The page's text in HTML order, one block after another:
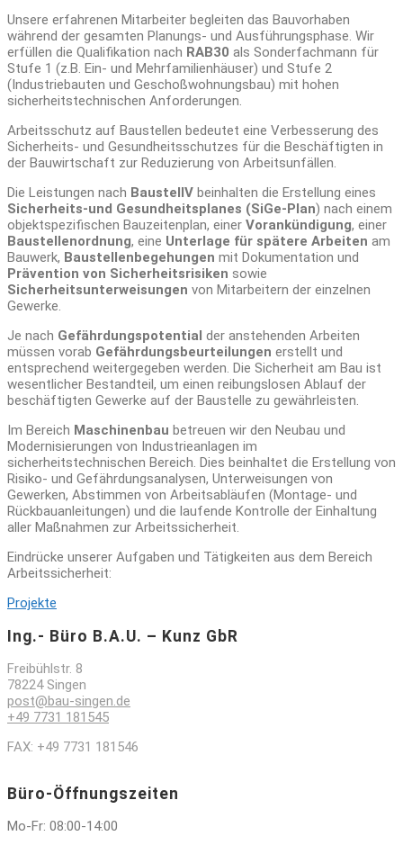
Unsere erfahrenen Mitarbeiter begleiten das Bauvorhaben
während der gesamten Planungs- und Ausführungsphase. Wir
erfüllen die Qualifikation nach RAB30 als Sonderfachmann für
Stufe 1 (z.B. Ein- und Mehrfamilienhäuser) und Stufe 2
(Industriebauten und Geschoßwohnungsbau) mit hohen
sicherheitstechnischen Anforderungen.
Arbeitsschutz auf Baustellen bedeutet eine Verbesserung des
Sicherheits- und Gesundheitsschutzes für die Beschäftigten in
der Bauwirtschaft zur Reduzierung von Arbeitsunfällen.
Die Leistungen nach BaustellV beinhalten die Erstellung eines
Sicherheits-und Gesundheitsplanes (SiGe-Plan) nach einem
objektspezifischen Bauzeitenplan, einer Vorankündigung, einer
Baustellenordnung, eine Unterlage für spätere Arbeiten am
Bauwerk, Baustellenbegehungen mit Dokumentation und
Prävention von Sicherheitsrisiken sowie
Sicherheitsunterweisungen von Mitarbeitern der einzelnen
Gewerke.
Je nach Gefährdungspotential der anstehenden Arbeiten
müssen vorab Gefährdungsbeurteilungen erstellt und
entsprechend weitergegeben werden. Die Sicherheit am Bau ist
wesentlicher Bestandteil, um einen reibungslosen Ablauf der
beschäftigten Gewerke auf der Baustelle zu gewährleisten.
Im Bereich Maschinenbau betreuen wir den Neubau und
Modernisierungen von Industrieanlagen im
sicherheitstechnischen Bereich. Dies beinhaltet die Erstellung von
Risiko- und Gefährdungsanalysen, Unterweisungen von
Gewerken, Abstimmen von Arbeitsabläufen (Montage- und
Rückbauanleitungen) und die laufende Kontrolle der Einhaltung
aller Maßnahmen zur Arbeitssicherheit.
Eindrücke unserer Aufgaben und Tätigkeiten aus dem Bereich
Arbeitssicherheit:
Projekte
Ing.- Büro B.A.U. – Kunz GbR
Freibühlstr. 8
78224 Singen
post@bau-singen.de
+49 7731 181545
FAX: +49 7731 181546
Büro-Öffnungszeiten
Mo-Fr: 08:00-14:00